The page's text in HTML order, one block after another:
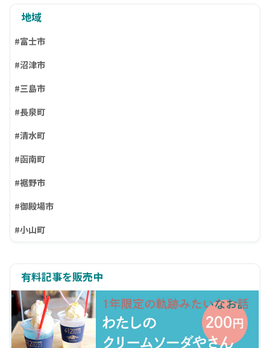
地域
#富士市
#沼津市
#三島市
#長泉町
#清水町
#函南町
#裾野市
#御殿場市
#小山町
有料記事を販売中